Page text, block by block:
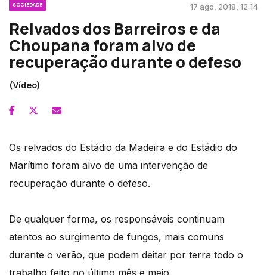
SOCIEDADE 17 ago, 2018, 12:14
Relvados dos Barreiros e da
Choupana foram alvo de
recuperação durante o defeso
(Vídeo)
Os relvados do Estádio da Madeira e do Estádio do
Marítimo foram alvo de uma intervenção de
recuperação durante o defeso.
De qualquer forma, os responsáveis continuam
atentos ao surgimento de fungos, mais comuns
durante o verão, que podem deitar por terra todo o
trabalho feito no último mês e meio.